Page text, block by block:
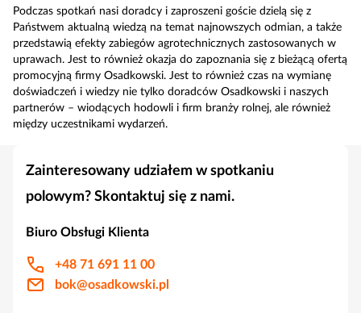
Podczas spotkań nasi doradcy i zaproszeni goście dzielą się z
Państwem aktualną wiedzą na temat najnowszych odmian, a także
przedstawią efekty zabiegów agrotechnicznych zastosowanych w
uprawach. Jest to również okazja do zapoznania się z bieżącą ofertą
promocyjną firmy Osadkowski. Jest to również czas na wymianę
doświadczeń i wiedzy nie tylko doradców Osadkowski i naszych
partnerów – wiodących hodowli i firm branży rolnej, ale również
między uczestnikami wydarzeń.
Zainteresowany udziałem w spotkaniu
polowym? Skontaktuj się z nami.
Biuro Obsługi Klienta
+48 71 691 11 00
bok@osadkowski.pl